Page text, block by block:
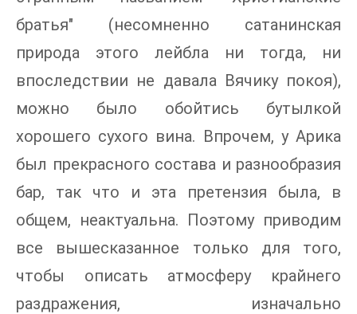
братья" (несомненно сатанинская
природа этого лейбла ни тогда, ни
впоследствии не давала Вячику покоя),
можно было обойтись бутылкой
хорошего сухого вина. Впрочем, у Арика
был прекрасного состава и разнообразия
бар, так что и эта претензия была, в
общем, неактуальна. Поэтому приводим
все вышесказанное только для того,
чтобы описать атмосферу крайнего
раздражения, изначально